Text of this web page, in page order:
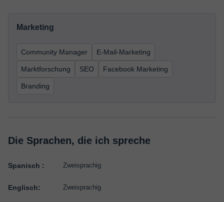
Marketing
Community Manager E-Mail-Marketing
Marktforschung SEO Facebook Marketing
Branding
Die Sprachen, die ich spreche
Spanisch : Zweisprachig
Englisch: Zweisprachig